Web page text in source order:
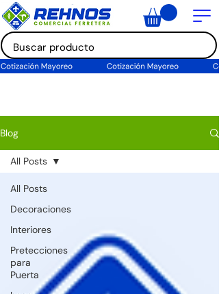
Blog
All Posts
Decoraciones
Interiores
Pretecciones
para
Puerta
All Posts